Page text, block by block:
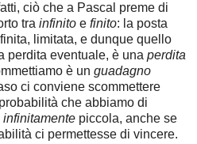
ciò che a Pascal preme di
tra infinito e finito: la posta
limitata, e dunque quello
perdita eventuale, è una perdita
è un guadagno
ci conviene scommettere
che abbiamo di
infinitamente piccola, anche se
ci permettesse di vincere.